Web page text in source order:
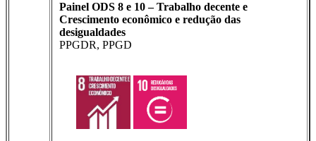
Painel ODS 8 e 10 – Trabalho decente e
Crescimento econômico e redução das
desigualdades
PPGDR, PPGD